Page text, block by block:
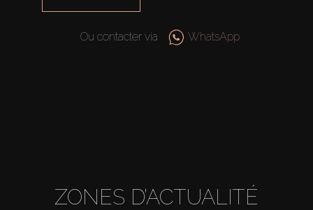
Hors Plan
Ou contacter via WhatsApp
ZONES D’ACTUALITÉ